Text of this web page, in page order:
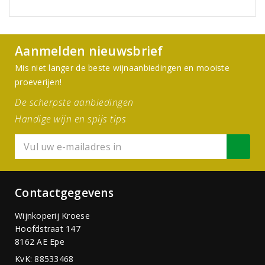
Aanmelden nieuwsbrief
Mis niet langer de beste wijnaanbiedingen en mooiste
proeverijen!
De scherpste aanbiedingen
Handige wijn en spijs tips
Contactgegevens
Wijnkoperij Kroese
Hoofdstraat 147
8162 AE Epe
KvK: 88533468